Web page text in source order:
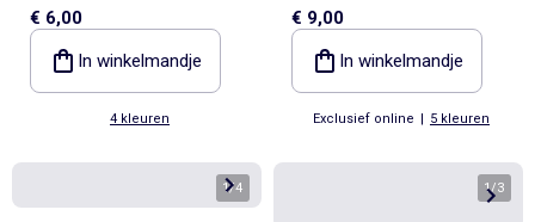
zakken
€ 6,00
In winkelmandje
4 kleuren
mouwen
€ 9,00
In winkelmandje
Exclusief online | 5 kleuren
1/4 1/3